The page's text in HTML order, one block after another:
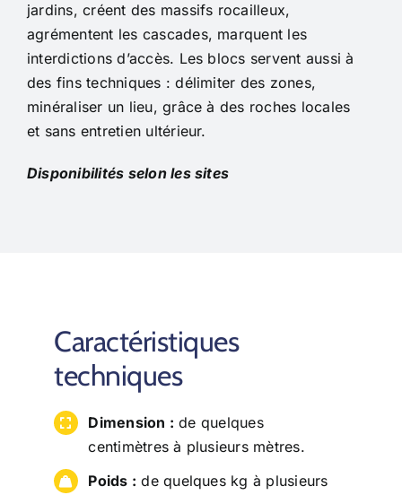
jardins, créent des massifs rocailleux,
agrémentent les cascades, marquent les
interdictions d’accès. Les blocs servent aussi à
des fins techniques : délimiter des zones,
minéraliser un lieu, grâce à des roches locales
et sans entretien ultérieur.
Disponibilités selon les sites
Caractéristiques
techniques
Dimension : de quelques
centimètres à plusieurs mètres.
Poids : de quelques kg à plusieurs